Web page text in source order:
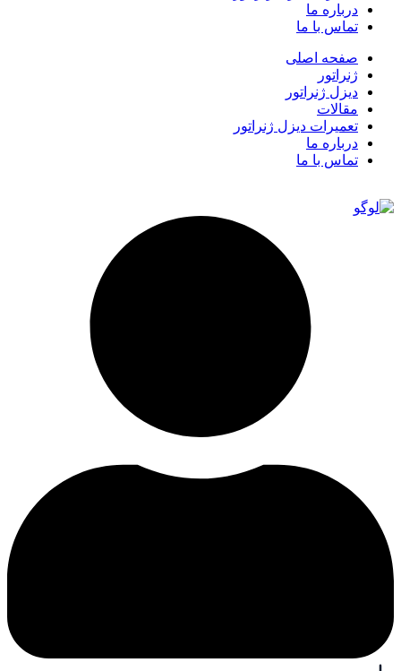
درباره ما
تماس با ما
صفحه اصلی
ژنراتور
دیزل ژنراتور
مقالات
تعمیرات دیزل ژنراتور
درباره ما
تماس با ما